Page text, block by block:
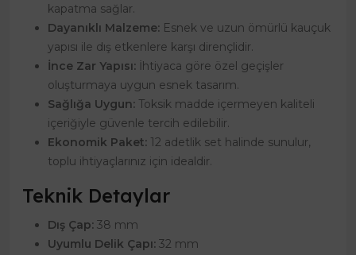
kapatma sağlar.
Dayanıklı Malzeme: Esnek ve uzun ömürlü kauçuk
yapısı ile dış etkenlere karşı dirençlidir.
İnce Zar Yapısı: İhtiyaca göre özel geçişler
oluşturmaya uygun esnek tasarım.
Sağlığa Uygun: Toksik madde içermeyen kaliteli
içeriğiyle güvenle tercih edilebilir.
Ekonomik Paket: 12 adetlik set halinde sunulur,
toplu ihtiyaçlarınız için idealdir.
Teknik Detaylar
Dış Çap: 38 mm
Uyumlu Delik Çapı: 32 mm